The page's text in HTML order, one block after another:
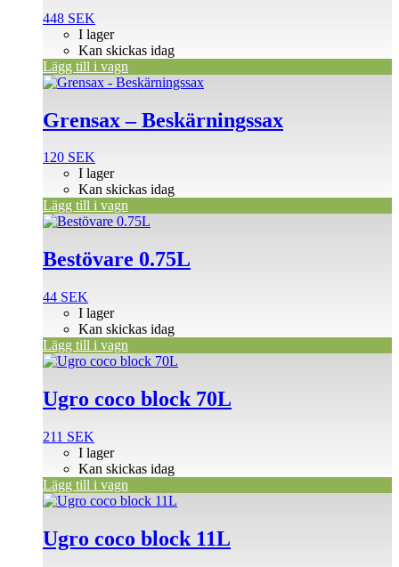
448 SEK
I lager
Kan skickas idag
Lägg till i vagn
Grensax – Beskärningssax
120 SEK
I lager
Kan skickas idag
Lägg till i vagn
Bestövare 0.75L
44 SEK
I lager
Kan skickas idag
Lägg till i vagn
Ugro coco block 70L
211 SEK
I lager
Kan skickas idag
Lägg till i vagn
Ugro coco block 11L